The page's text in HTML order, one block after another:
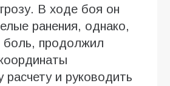
В ходе боя он
ранения, однако,
боль, продолжил
расчету и руководить